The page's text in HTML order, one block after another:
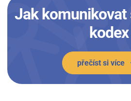
Jak komunikovat
kodex
přečíst si více